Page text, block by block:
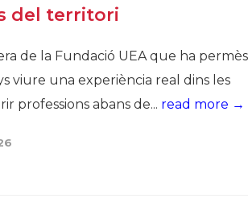
del territori
de la Fundació UEA que ha
viure una experiència real dins les
professions abans de... read more →